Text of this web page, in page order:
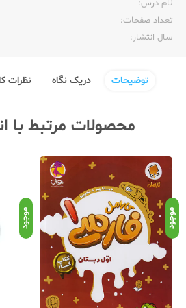
نام درس:
تعداد صفحات:‌
سال انتشار:‌
توضیحات دریک نگاه نظرات
محصولات مرتبط با
موجود موجود